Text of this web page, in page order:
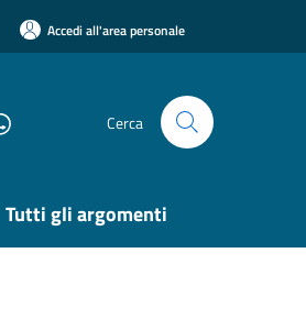
Accedi all'area personale
Cerca
Tutti gli argomenti